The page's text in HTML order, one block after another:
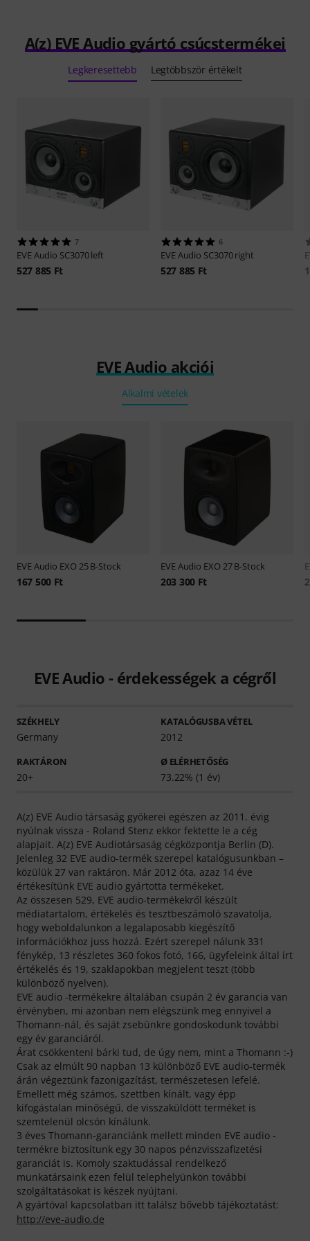
A(z) EVE Audio gyártó csúcstermékei
Legkeresettebb Legtöbbször értékelt
7
EVE Audio SC3070 left
527 885 Ft
6
EVE Audio SC3070 right
527 885 Ft
EVE Audio akciói
Alkalmi vételek
EVE Audio EXO 25 B-Stock
167 500 Ft
EVE Audio EXO 27 B-Stock
203 300 Ft
EVE Audio - érdekességek a cégről
SZÉKHELY
Germany
KATALÓGUSBA VÉTEL
2012
RAKTÁRON
20+
Ø ELÉRHETŐSÉG
73.22% (1 év)
A(z) EVE Audio társaság gyökerei egészen az 2011. évig
nyúlnak vissza - Roland Stenz ekkor fektette le a cég
alapjait. A(z) EVE Audiotársaság cégközpontja Berlin (D).
Jelenleg 32 EVE audio-termék szerepel katalógusunkban –
közülük 27 van raktáron. Már 2012 óta, azaz 14 éve
értékesítünk EVE audio gyártotta termékeket.
Az összesen 529, EVE audio-termékekről készült
médiatartalom, értékelés és tesztbeszámoló szavatolja,
hogy weboldalunkon a legalaposabb kiegészítő
információkhoz juss hozzá. Ezért szerepel nálunk 331
fénykép, 13 részletes 360 fokos fotó, 166, ügyfeleink által írt
értékelés és 19, szaklapokban megjelent teszt (több
különböző nyelven).
EVE audio -termékekre általában csupán 2 év garancia van
érvényben, mi azonban nem elégszünk meg ennyivel a
Thomann-nál, és saját zsebünkre gondoskodunk további
egy év garanciáról.
Árat csökkenteni bárki tud, de úgy nem, mint a Thomann :-)
Csak az elmúlt 90 napban 13 különböző EVE audio-termék
árán végeztünk fazonigazítást, természetesen lefelé.
Emellett még számos, szettben kínált, vagy épp
kifogástalan minőségű, de visszaküldött terméket is
szemtelenül olcsón kínálunk.
3 éves Thomann-garanciánk mellett minden EVE audio -
termékre biztosítunk egy 30 napos pénzvisszafizetési
garanciát is. Komoly szaktudással rendelkező
munkatársaink ezen felül telephelyünkön további
szolgáltatásokat is készek nyújtani.
A gyártóval kapcsolatban itt találsz bővebb tájékoztatást:
http://eve-audio.de